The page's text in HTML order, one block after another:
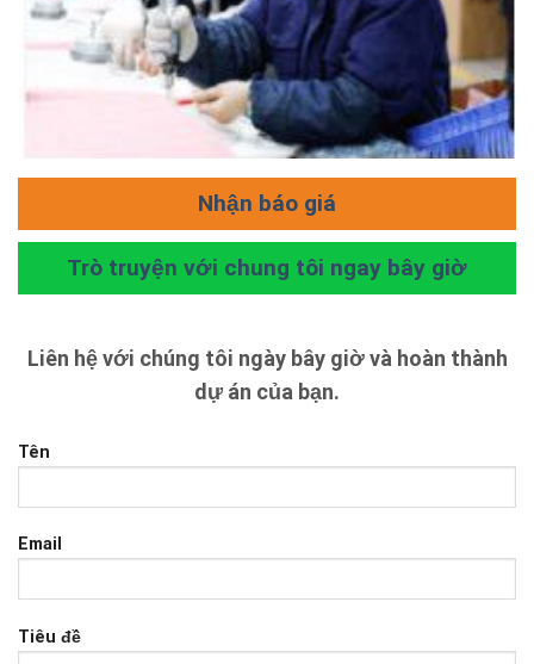
Nhận báo giá
Trò truyện với chung tôi ngay bây giờ
Liên hệ với chúng tôi ngày bây giờ và hoàn thành
dự án của bạn.
Tên
Email
Tiêu đề